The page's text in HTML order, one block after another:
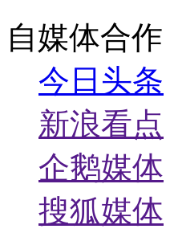
自媒体合作
今日头条
新浪看点
企鹅媒体
搜狐媒体